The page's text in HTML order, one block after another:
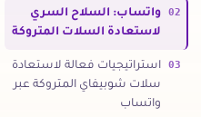
02
واتساب: السلاح السري
لاستعادة السلات المتروكة
03
استراتيجيات فعالة لاستعادة
سلات شوبيفاي المتروكة عبر
واتساب